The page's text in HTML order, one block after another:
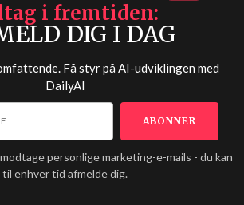
i fremtiden
DIG I DAG
Få styr på AI-udviklingen med
DailyAI
personlige marketing-e-mails - du kan
til enhver tid afmelde dig.